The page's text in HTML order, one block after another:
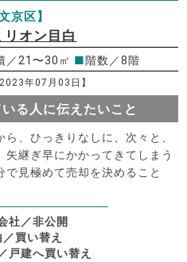
京区】
リオン目白
／21〜30㎡ ■階数／8階
2023年07月03日】
る人に伝えたいこと
、ひっきりなしに、次々と、
継ぎ早にかかってきてしまう
見極めて売却を決めること
社／非公開
買い替え
戸建へ買い替え